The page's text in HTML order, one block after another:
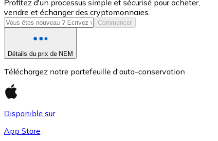
USDC
Profitez d'un processus simple et sécurisé pour acheter,
vendre et échanger des cryptomonnaies.
Commencer
Détails du prix de NEM
Téléchargez notre portefeuille d'auto-conservation
Disponible sur
App Store